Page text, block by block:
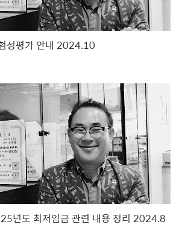
성평가 안내 2024.10
년도 최저임금 관련 내용 정리 2024.8